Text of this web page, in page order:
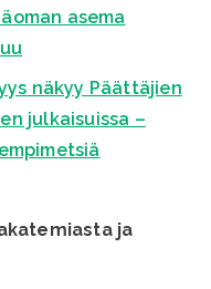
asema
näkyy Päättäjien
julkaisuissa –
ja